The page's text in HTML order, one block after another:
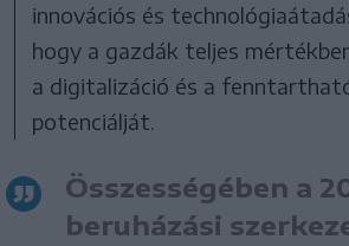
innovációs és
hogy a gazdák teljes
a digitalizáció és a
potenciálját.
Összességében a
beruházási